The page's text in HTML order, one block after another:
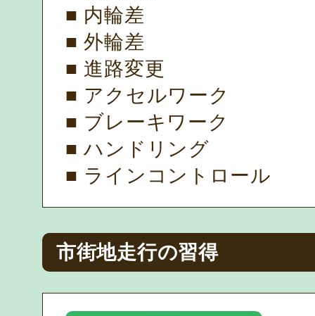
■ 内輪差
■ 外輪差
■ 進路変更
■ アクセルワーク
■ ブレーキワーク
■ ハンドリング
■ ラインコントロール
市街地走行の習得